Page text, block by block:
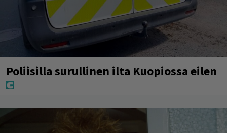
Poliisilla surullinen ilta Kuopiossa eilen